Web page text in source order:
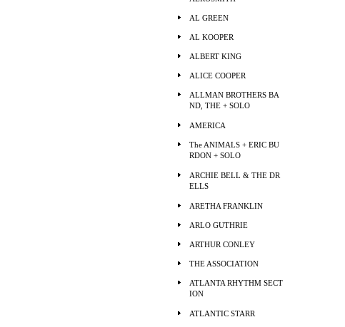
AL GREEN
AL KOOPER
ALBERT KING
ALICE COOPER
ALLMAN BROTHERS BA
ND, THE + SOLO
AMERICA
The ANIMALS + ERIC BU
RDON + SOLO
ARCHIE BELL & THE DR
ELLS
ARETHA FRANKLIN
ARLO GUTHRIE
ARTHUR CONLEY
THE ASSOCIATION
ATLANTA RHYTHM SECT
ION
ATLANTIC STARR